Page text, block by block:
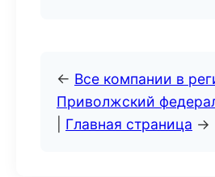
← Все компании в
Приволжский
Главная страница →